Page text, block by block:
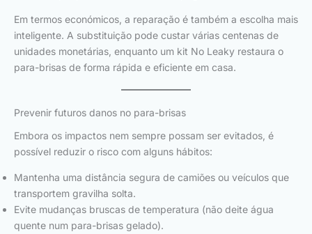
Em termos económicos, a reparação é também a escolha mais
inteligente. A substituição pode custar várias centenas de
unidades monetárias, enquanto um kit No Leaky restaura o
para-brisas de forma rápida e eficiente em casa.
Prevenir futuros danos no para-brisas
Embora os impactos nem sempre possam ser evitados, é
possível reduzir o risco com alguns hábitos:
Mantenha uma distância segura de camiões ou veículos que
transportem gravilha solta.
Evite mudanças bruscas de temperatura (não deite água
quente num para-brisas gelado).